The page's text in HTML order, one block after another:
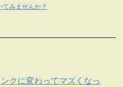
みませんか？
クに変わってマズくなっ